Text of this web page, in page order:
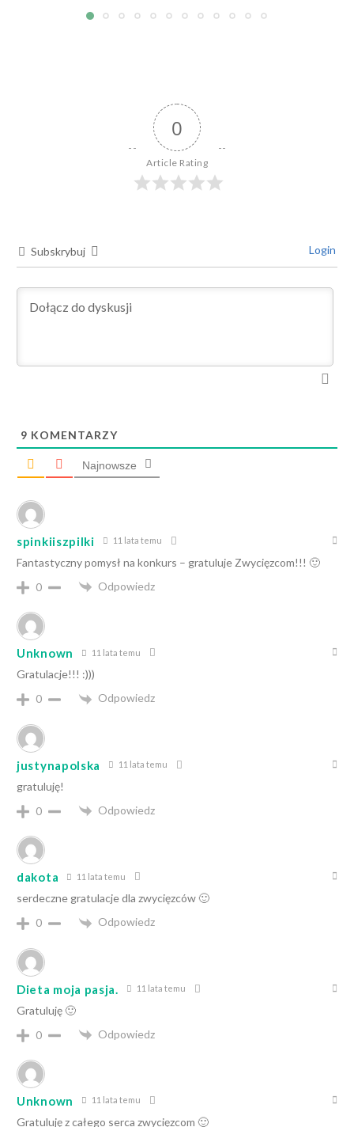
0
Article Rating
Subskrybuj Login
9 KOMENTARZY
Najnowsze
spinkiiszpilki 11 lata temu
Fantastyczny pomysł na konkurs – gratuluje Zwycięzcom!!! 🙂
0
Odpowiedz
Unknown 11 lata temu
Gratulacje!!! :)))
0
Odpowiedz
justynapolska 11 lata temu
gratuluję!
0
Odpowiedz
dakota 11 lata temu
serdeczne gratulacje dla zwycięzców 🙂
0
Odpowiedz
Dieta moja pasja. 11 lata temu
Gratuluję 🙂
0
Odpowiedz
Unknown 11 lata temu
Gratuluję z całego serca zwycięzcom 🙂